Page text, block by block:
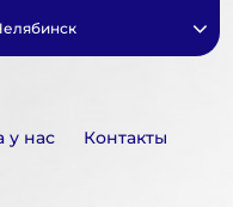
у нас Контакты